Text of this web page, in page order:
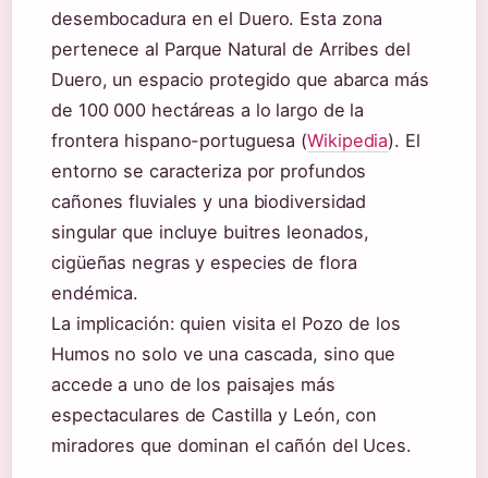
desembocadura en el Duero. Esta zona
pertenece al Parque Natural de Arribes del
Duero, un espacio protegido que abarca más
de 100 000 hectáreas a lo largo de la
frontera hispano-portuguesa (Wikipedia). El
entorno se caracteriza por profundos
cañones fluviales y una biodiversidad
singular que incluye buitres leonados,
cigüeñas negras y especies de flora
endémica.
La implicación: quien visita el Pozo de los
Humos no solo ve una cascada, sino que
accede a uno de los paisajes más
espectaculares de Castilla y León, con
miradores que dominan el cañón del Uces.